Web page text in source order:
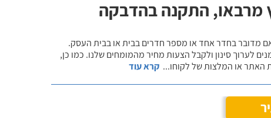
מרבאו, התקנה בהדבקה
מדובר בחדר אחד או מספר חדרים בבית או בבית העסק.
לערוך סינון ולקבל הצעות מחיר מהמומחים שלנו. כמו כן,
האתר או המלצות של לקוחו... קרא עוד